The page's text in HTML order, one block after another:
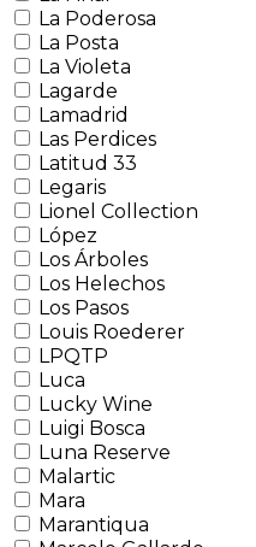
La Poderosa
La Posta
La Violeta
Lagarde
Lamadrid
Las Perdices
Latitud 33
Legaris
Lionel Collection
López
Los Árboles
Los Helechos
Los Pasos
Louis Roederer
LPQTP
Luca
Lucky Wine
Luigi Bosca
Luna Reserve
Malartic
Mara
Marantiqua